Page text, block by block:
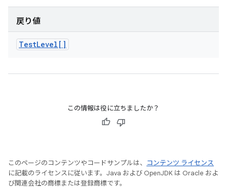
戻り値
TestLevel[]
この情報は役に立ちましたか？
このページのコンテンツやコードサンプルは、
コンテンツ ライセンス
に記載のライセンスに従います。Java および OpenJDK は Oracle およ
び関連会社の商標または登録商標です。